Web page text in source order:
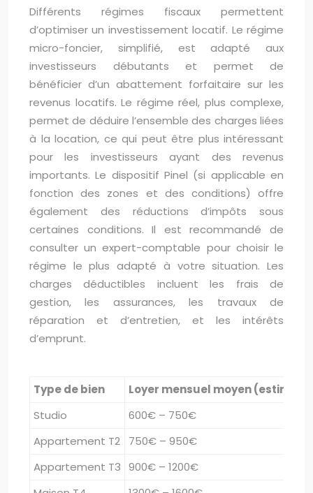
Différents régimes fiscaux permettent
d’optimiser un investissement locatif. Le régime
micro-foncier, simplifié, est adapté aux
investisseurs débutants et permet de
bénéficier d’un abattement forfaitaire sur les
revenus locatifs. Le régime réel, plus complexe,
permet de déduire l’ensemble des charges liées
à la location, ce qui peut être plus intéressant
pour les investisseurs ayant des revenus
importants. Le dispositif Pinel (si applicable en
fonction des zones et des conditions) offre
également des réductions d’impôts sous
certaines conditions. Il est recommandé de
consulter un expert-comptable pour choisir le
régime le plus adapté à votre situation. Les
charges déductibles incluent les frais de
gestion, les assurances, les travaux de
réparation et d’entretien, et les intérêts
d’emprunt.
Type de bien
Loyer mensuel moyen
Studio
600€ – 750€
Appartement T2
750€ – 950€
Appartement T3 900€ – 1200€